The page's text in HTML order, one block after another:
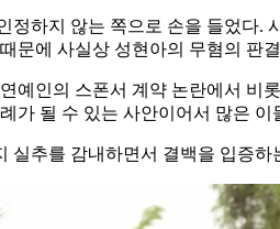
정하지 않는 쪽으로 손을 들었다.
문에 사실상 성현아의 무혐의 판
예인의 스폰서 계약 논란에서 비
가 될 수 있는 사안이어서 많은
실추를 감내하면서 결백을 입증